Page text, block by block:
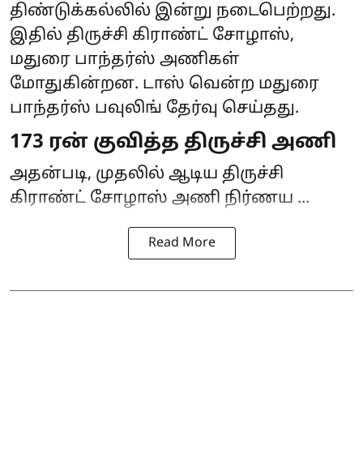
திண்டுக்கல்லில் இன்று நடைபெற்றது.
இதில் திருச்சி கிராண்ட் சோழாஸ்,
மதுரை பாந்தர்ஸ் அணிகள்
மோதுகின்றன. டாஸ் வென்ற மதுரை
பாந்தர்ஸ் பவுலிங் தேர்வு செய்தது.
173 ரன் குவித்த திருச்சி அணி
அதன்படி, முதலில் ஆடிய திருச்சி
கிராண்ட் சோழாஸ் அணி நிர்ணய ...
Read More